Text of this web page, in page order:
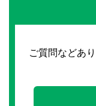
ご質問などあ